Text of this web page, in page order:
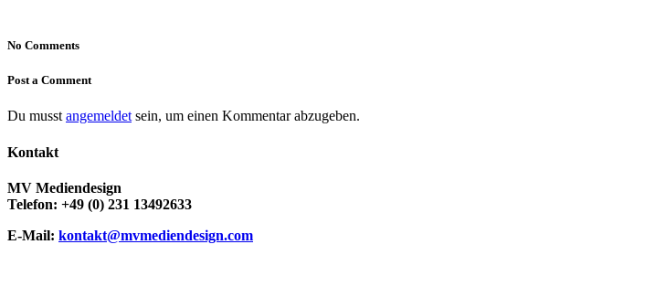
No Comments
Post a Comment
Du musst angemeldet sein, um einen Kommentar abzugeben.
Kontakt
MV Mediendesign
Telefon: +49 (0) 231 13492633
E-Mail: kontakt@mvmediendesign.com